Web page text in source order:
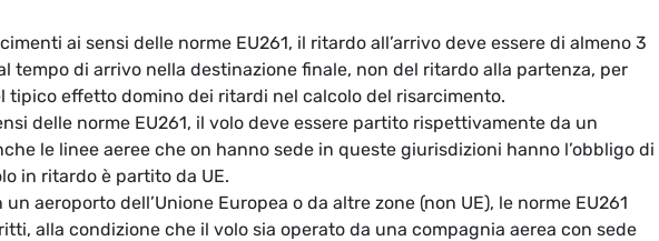
ai sensi delle norme EU261, il ritardo all’arrivo deve essere di almeno 3
tempo di arrivo nella destinazione finale, non del ritardo alla partenza, per
tipico effetto domino dei ritardi nel calcolo del risarcimento.
delle norme EU261, il volo deve essere partito rispettivamente da un
le linee aeree che on hanno sede in queste giurisdizioni hanno l’obbligo di
in ritardo è partito da UE.
aeroporto dell’Unione Europea o da altre zone (non UE), le norme EU261
alla condizione che il volo sia operato da una compagnia aerea con sede